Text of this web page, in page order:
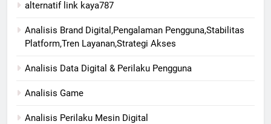
alternatif link kaya787
Analisis Brand Digital,Pengalaman Pengguna,Stabilitas
Platform,Tren Layanan,Strategi Akses
Analisis Data Digital & Perilaku Pengguna
Analisis Game
Analisis Perilaku Mesin Digital